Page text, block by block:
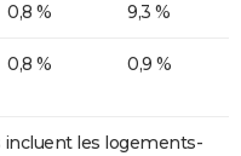
0,8 % 9,3 %
0,8 % 0,9 %
incluent les logements-